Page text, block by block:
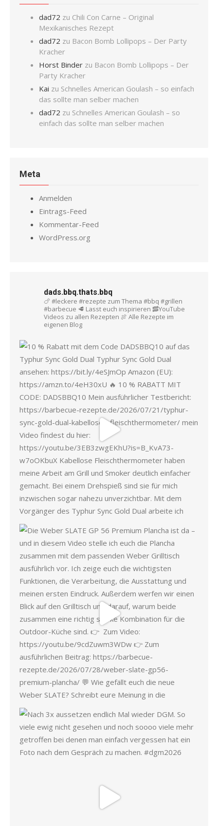
dad72 zu Chili Con Carne – Original
Mexikanisches Rezept
dad72 zu Bacon Bomb Lollipops – Der Party
Kracher
Horst Binder zu Bacon Bomb Lollipops – Der
Party Kracher
Kai zu Schnelles American Goulash – so einfach
das sollte man selber machen
dad72 zu Schnelles American Goulash – so
einfach das sollte man selber machen
Meta
Anmelden
Eintrags-Feed
Kommentar-Feed
WordPress.org
dads.bbq.thats.bbq
🍗 #leckere #rezepte zum Thema #bbq #grillen
#barbecue 🥩 Lasst euch inspirieren 🥓YouTube
Videos zu allen Rezepten 🍖 Alle Rezepte im
eigenen Blog